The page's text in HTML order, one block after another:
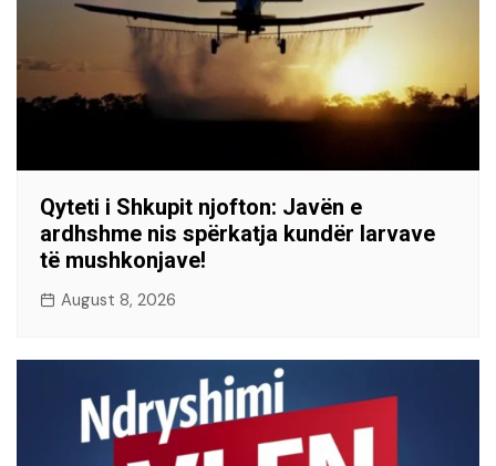
Qyteti i Shkupit njofton: Javën e
ardhshme nis spërkatja kundër larvave
të mushkonjave!
August 8, 2026